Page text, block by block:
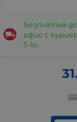
Безплатна
офис с
5 кг.